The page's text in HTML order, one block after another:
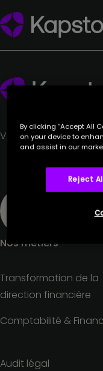
17 janvier 2024
Votre partenaire de
Nos métiers
Transformation de la
direction financière
Comptabilité &
Audit légal
By clicking “Accept All
on your device to
and assist in our
Reject